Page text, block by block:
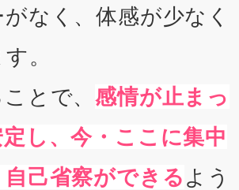
なく、体感が少なく
。
とで、感情が止まっ
し、今・ここに集中
己省察ができるよう